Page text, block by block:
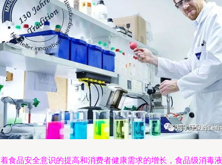
食品安全意识的提高和消费者健康需求的增长，食品级消毒液